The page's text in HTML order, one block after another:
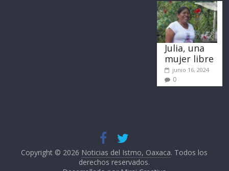
Julia, una
mujer libre
junio 16, 2024
0
Copyright © 2026 Noticias del Istmo, Oaxaca. Todos los
derechos reservados.